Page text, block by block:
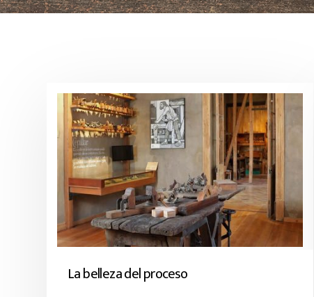
La belleza del proceso